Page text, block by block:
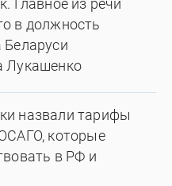
в должность
Беларуси
Лукашенко
назвали тарифы
которые
в РФ и